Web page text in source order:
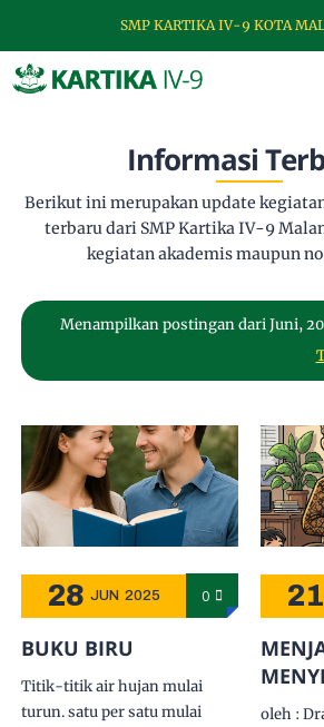
SMP KARTIKA IV-9 KOTA
Informasi
Berikut ini merupakan update
terbaru dari SMP Kartika IV-9
kegiatan akademis maupun
Menampilkan postingan dari Juni,
28 JUN 2025 0
BUKU BIRU
Titik-titik air hujan mulai
turun. satu per satu mulai
21
oleh :